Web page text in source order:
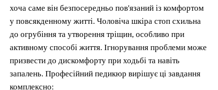
хоча саме він безпосередньо пов'язаний із комфортом
у повсякденному житті. Чоловіча шкіра стоп схильна
до огрубіння та утворення тріщин, особливо при
активному способі життя. Ігнорування проблеми може
призвести до дискомфорту при ходьбі та навіть
запалень. Професійний педикюр вирішує ці завдання
комплексно: